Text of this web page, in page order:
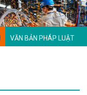
VĂN BẢN PHÁP LUẬT